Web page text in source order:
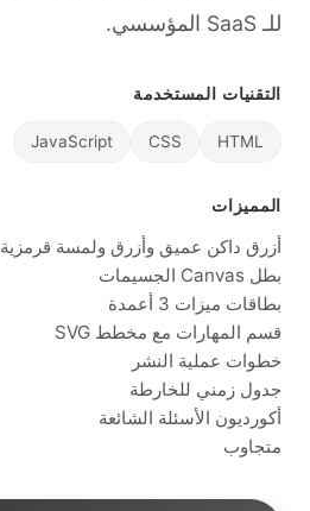
للـ SaaS المؤسسي.
التقنيات المستخدمة
HTML
CSS
JavaScript
المميزات
أزرق داكن عميق وأزرق ولمسة قرمزية
بطل Canvas الجسيمات
بطاقات ميزات 3 أعمدة
قسم المهارات مع مخطط SVG
خطوات عملية النشر
جدول زمني للخارطة
أكورديون الأسئلة الشائعة
متجاوب